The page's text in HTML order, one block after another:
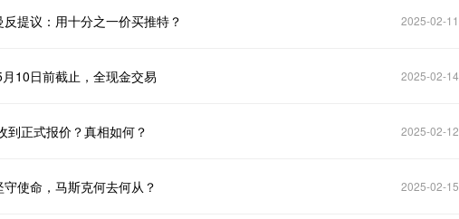
提议：用十分之一价买推特？ 2025-02-11
10日前截止，全现金交易 2025-02-14
到正式报价？真相如何？ 2025-02-12
使命，马斯克何去何从？ 2025-02-15